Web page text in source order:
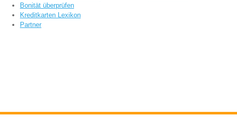
Bonität überprüfen
Kreditkarten Lexikon
Partner